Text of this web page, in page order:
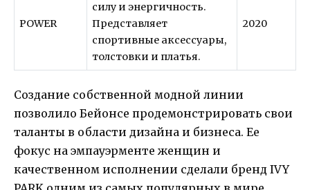
POWER
силу и энергичность.
Представляет
спортивные аксессуары,
толстовки и платья.
2020
Создание собственной модной линии
позволило Бейонсе продемонстрировать свои
таланты в области дизайна и бизнеса. Ее
фокус на эмпауэрменте женщин и
качественном исполнении сделали бренд IVY